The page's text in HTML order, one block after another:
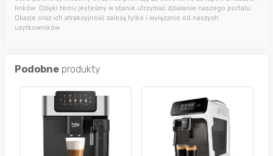
linków. Dzięki temu jesteśmy w stanie utrzymać działanie naszego portalu.
Okazje oraz ich atrakcyjność zależą tylko i wyłącznie od naszych
użytkowników.
Podobne produkty